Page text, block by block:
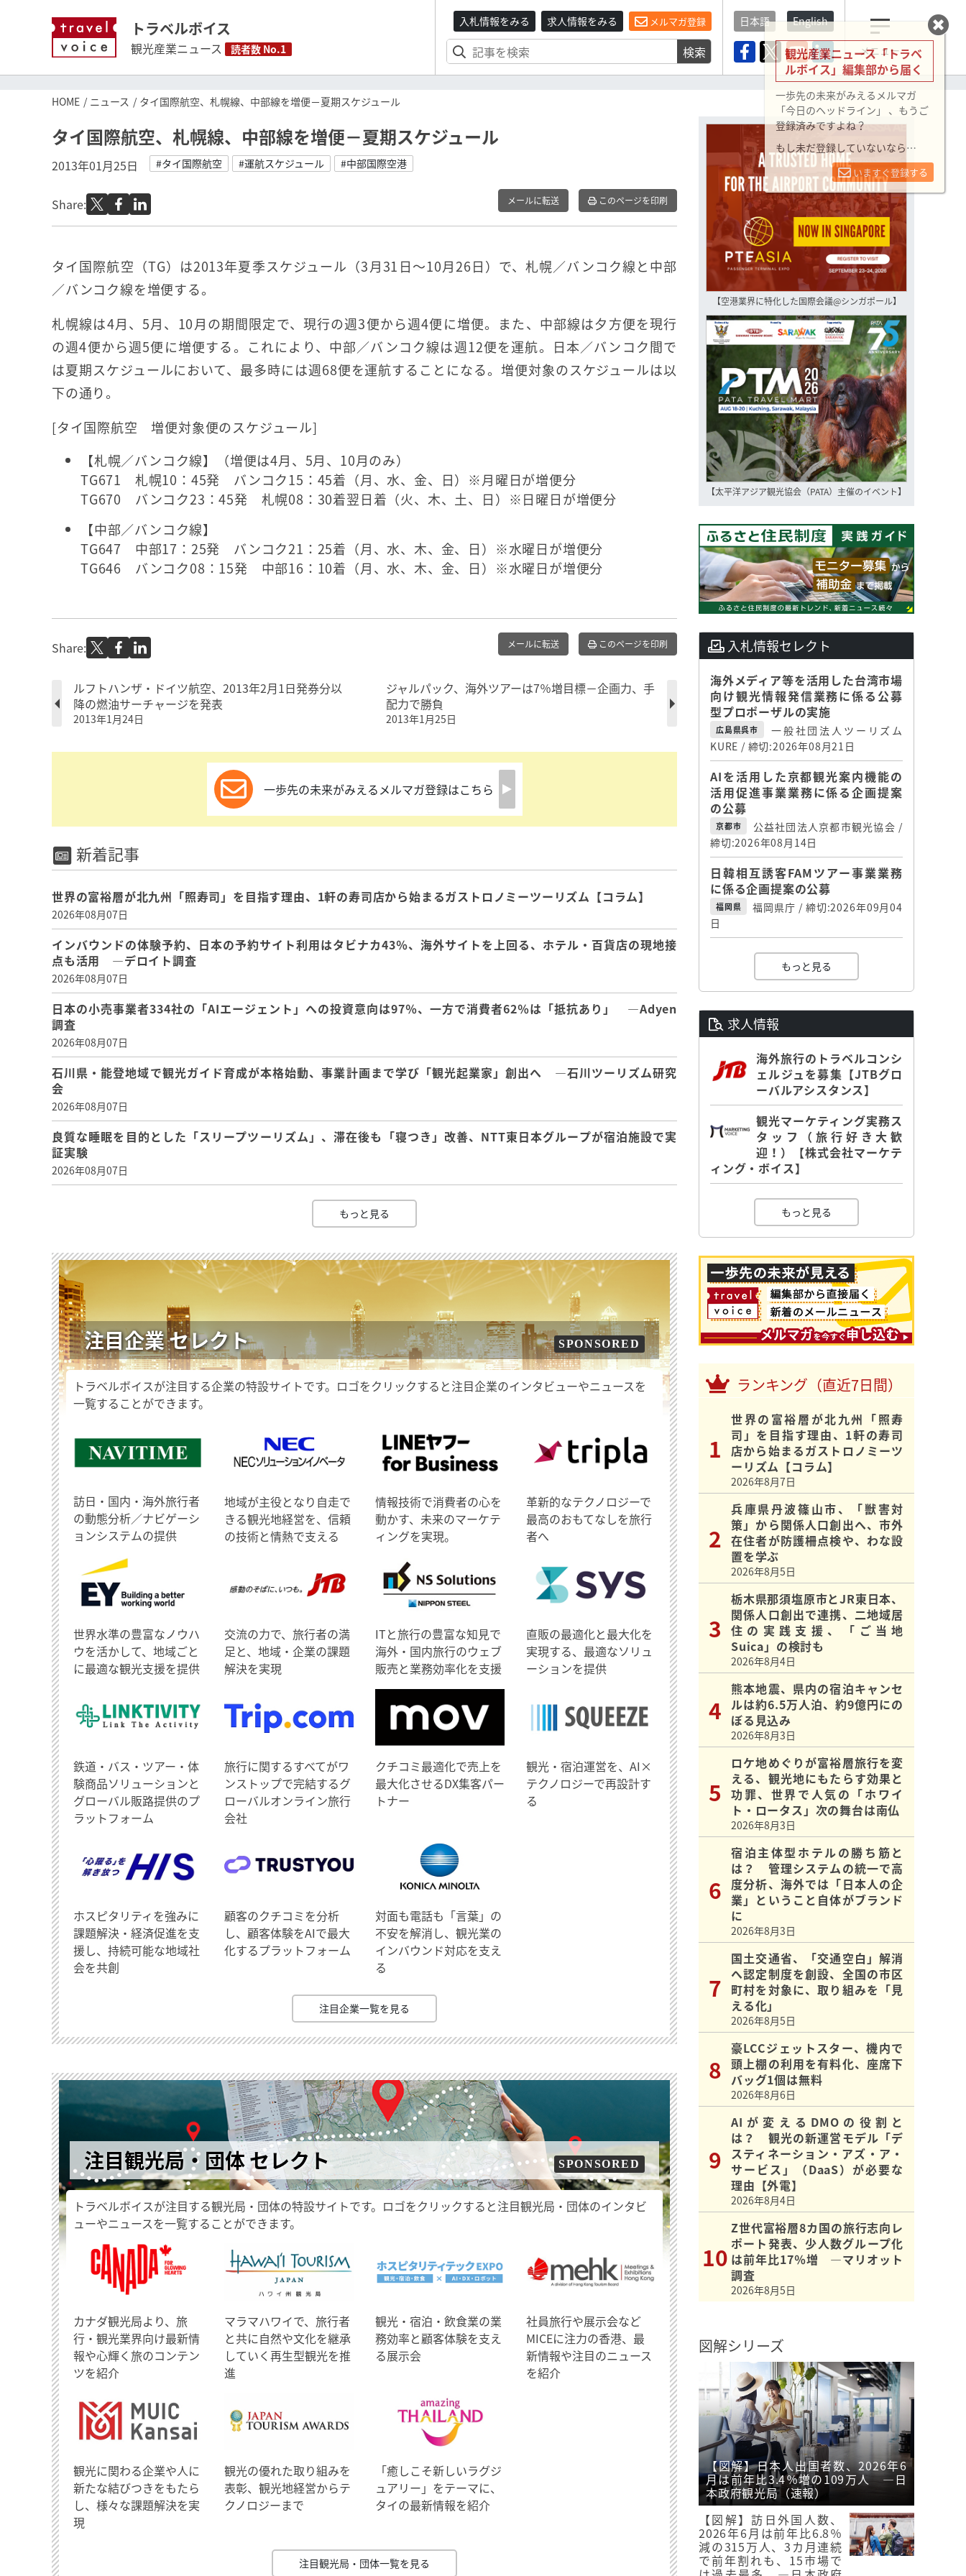
トラベルボイス
観光産業ニュース 読者数 No.1
入札情報をみる 求人情報をみる メルマガ登録
検索
日本語 English
メニュー
HOME ニュース タイ国際航空、札幌線、中部線を増便－夏期スケジュール
タイ国際航空、札幌線、中部線を増便－夏期スケジュール
2013年01月25日 #タイ国際航空 #運航スケジュール #中部国際空港
Share: メールに転送 このページを印刷
タイ国際航空（TG）は2013年夏季スケジュール（3月31日～10月26日）で、札幌／バンコク線と中部
／バンコク線を増便する。
札幌線は4月、5月、10月の期間限定で、現行の週3便から週4便に増便。また、中部線は夕方便を現行
の週4便から週5便に増便する。これにより、中部／バンコク線は週12便を運航。日本／バンコク間で
は夏期スケジュールにおいて、最多時には週68便を運航することになる。増便対象のスケジュールは以
下の通り。
[タイ国際航空 増便対象便のスケジュール]
【札幌／バンコク線】（増便は4月、5月、10月のみ）
TG671 札幌10：45発 バンコク15：45着（月、水、金、日）※月曜日が増便分
TG670 バンコク23：45発 札幌08：30着翌日着（火、木、土、日）※日曜日が増便分
【中部／バンコク線】
TG647 中部17：25発 バンコク21：25着（月、水、木、金、日）※水曜日が増便分
TG646 バンコク08：15発 中部16：10着（月、水、木、金、日）※水曜日が増便分
Share: メールに転送 このページを印刷
ルフトハンザ・ドイツ航空、2013年2月1日発券分以
降の燃油サーチャージを発表
2013年1月24日
ジャルパック、海外ツアーは7％増目標－企画力、手
配力で勝負
2013年1月25日
一歩先の未来がみえるメルマガ登録はこちら
新着記事
世界の富裕層が北九州「照寿司」を目指す理由、1軒の寿司店から始まるガストロノミーツーリズム【コラム】
2026年08月07日
インバウンドの体験予約、日本の予約サイト利用はタビナカ43％、海外サイトを上回る、ホテル・百貨店の現地接
点も活用 ―デロイト調査
2026年08月07日
日本の小売事業者334社の「AIエージェント」への投資意向は97％、一方で消費者62％は「抵抗あり」 ―Adyen
調査
2026年08月07日
石川県・能登地域で観光ガイド育成が本格始動、事業計画まで学び「観光起業家」創出へ ―石川ツーリズム研究
会
2026年08月07日
良質な睡眠を目的とした「スリープツーリズム」、滞在後も「寝つき」改善、NTT東日本グループが宿泊施設で実
証実験
2026年08月07日
もっと見る
注目企業 セレクト SPONSORED
トラベルボイスが注目する企業の特設サイトです。ロゴをクリックすると注目企業のインタビューやニュースを
一覧することができます。
訪日・国内・海外旅行者
の動態分析／ナビゲーシ
ョンシステムの提供
地域が主役となり自走で
きる観光地経営を、信頼
の技術と情熱で支える
情報技術で消費者の心を
動かす、未来のマーケテ
ィングを実現。
革新的なテクノロジーで
最高のおもてなしを旅行
者へ
世界水準の豊富なノウハ
ウを活かして、地域ごと
に最適な観光支援を提供
交流の力で、旅行者の満
足と、地域・企業の課題
解決を実現
ITと旅行の豊富な知見で
海外・国内旅行のウェブ
販売と業務効率化を支援
直販の最適化と最大化を
実現する、最適なソリュ
ーションを提供
鉄道・バス・ツアー・体
験商品ソリューションと
グローバル販路提供のプ
ラットフォーム
旅行に関するすべてがワ
ンストップで完結するグ
ローバルオンライン旅行
会社
クチコミ最適化で売上を
最大化させるDX集客パー
トナー
観光・宿泊運営を、AI×
テクノロジーで再設計す
る
ホスピタリティを強みに
課題解決・経済促進を支
援し、持続可能な地域社
会を共創
顧客のクチコミを分析
し、顧客体験をAIで最大
化するプラットフォーム
対面も電話も「言葉」の
不安を解消し、観光業の
インバウンド対応を支え
る
注目企業一覧を見る
注目観光局・団体 セレクト SPONSORED
トラベルボイスが注目する観光局・団体の特設サイトです。ロゴをクリックすると注目観光局・団体のインタビ
ューやニュースを一覧することができます。
​カナダ観光局より、旅
行・観光業界向け最新情
報や心輝く旅のコンテン
ツを紹介
マラマハワイで、旅行者
と共に自然や文化を継承
していく再生型観光を推
進
観光・宿泊・飲食業の業
務効率と顧客体験を支え
る展示会
社員旅行や展示会など
MICEに注力の香港、最
新情報や注目のニュース
を紹介
観光に関わる企業や人に
新たな結びつきをもたら
し、様々な課題解決を実
現
観光の優れた取り組みを
表彰、観光地経営からテ
クノロジーまで
「癒しこそ新しいラグジ
ュアリー」をテーマに、
タイの最新情報を紹介
注目観光局・団体一覧を見る
【空港業界に特化した国際会議@シンガポール】
【太平洋アジア観光協会（PATA）主催のイベント】
入札情報セレクト
海外メディア等を活用した台湾市場
向け観光情報発信業務に係る公募
型プロポーザルの実施
広島県呉市
一般社団法人ツーリズム
KURE / 締切:2026年08月21日
AIを活用した京都観光案内機能の
活用促進事業業務に係る企画提案
の公募
京都市
公益社団法人京都市観光協会 /
締切:2026年08月14日
日韓相互誘客FAMツアー事業業務
に係る企画提案の公募
福岡県
福岡県庁 / 締切:2026年09月04
日
もっと見る
求人情報
海外旅行のトラベルコンシ
ェルジュを募集【JTBグロ
ーバルアシスタンス】
観光マーケティング実務ス
タッフ（旅行好き大歓
迎！）【株式会社マーケテ
ィング・ボイス】
もっと見る
ランキング（直近7日間）
世界の富裕層が北九州「照寿
司」を目指す理由、1軒の寿司
店から始まるガストロノミーツ
ーリズム【コラム】
2026年8月7日
兵庫県丹波篠山市、「獣害対
策」から関係人口創出へ、市外
在住者が防護柵点検や、わな設
置を学ぶ
2026年8月5日
栃木県那須塩原市とJR東日本、
関係人口創出で連携、二地域居
住の実践支援、「ご当地
Suica」の検討も
2026年8月4日
熊本地震、県内の宿泊キャンセ
ルは約6.5万人泊、約9億円にの
ぼる見込み
2026年8月3日
ロケ地めぐりが富裕層旅行を変
える、観光地にもたらす効果と
功罪、世界で人気の「ホワイ
ト・ロータス」次の舞台は南仏
2026年8月3日
宿泊主体型ホテルの勝ち筋と
は？ 管理システムの統一で高
度分析、海外では「日本人の企
業」ということ自体がブランド
に
2026年8月3日
国土交通省、「交通空白」解消
へ認定制度を創設、全国の市区
町村を対象に、取り組みを「見
える化」
2026年8月5日
豪LCCジェットスター、機内で
頭上棚の利用を有料化、座席下
バッグ1個は無料
2026年8月6日
AIが変えるDMOの役割と
は？ 観光の新運営モデル「デ
スティネーション・アズ・ア・
サービス」（DaaS）が必要な
理由【外電】
2026年8月4日
Z世代富裕層8カ国の旅行志向レ
ポート発表、少人数グループ化
は前年比17％増 ―マリオット
調査
2026年8月5日
図解シリーズ
【図解】日本人出国者数、2026年6
月は前年比3.4％増の109万人 ―日
本政府観光局（速報）
【図解】訪日外国人数、
2026年6月は前年比6.8％
減の315万人、3カ月連続
で前年割れも、15市場で
観光産業ニュース「トラベ
ルボイス」編集部から届く
一歩先の未来がみえるメルマガ
「今日のヘッドライン」 、もうご
登録済みですよね？
もし未だ登録していないなら…
いますぐ登録する